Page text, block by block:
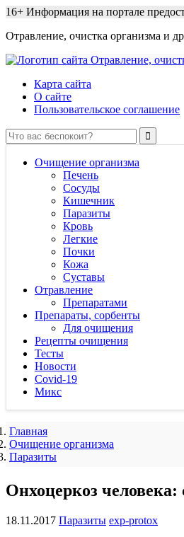
16+ Информация на портале
Отравление, очистка организма и
Карта сайта
О сайте
Пользовательское соглашение
Очищение организма
Печень
Сосуды
Кишечник
Паразиты
Кровь
Легкие
Почки
Кожа
Суставы
Отравление
Препаратами
Препараты, сорбенты
Для очищения
Рецепты очищения
Тесты
Новости
Covid-19
Микс
Главная
Очищение организма
Паразиты
Онхоцеркоз
18.11.2017 Паразиты exp-protox